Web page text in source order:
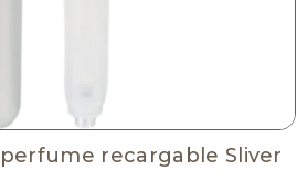
recargable Sliver